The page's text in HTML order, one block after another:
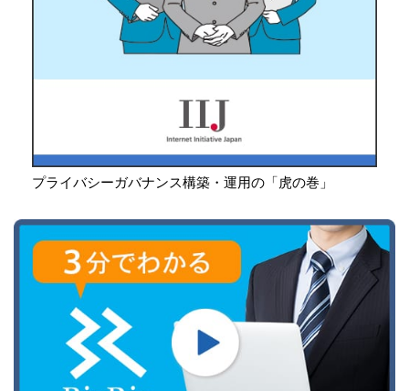
プライバシーガバナンス構築・運用の「虎の巻」